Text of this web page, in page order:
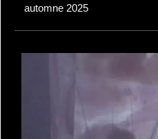
automne 2025